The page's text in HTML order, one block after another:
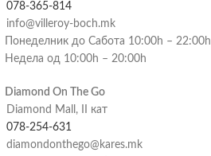
078-365-814
info@villeroy-boch.mk
Понеделник до Сабота 10:00h – 22:00h
Недела од 10:00h – 20:00h
Diamond On The Go
Diamond Mall, II кат
078-254-631
diamondonthego@kares.mk